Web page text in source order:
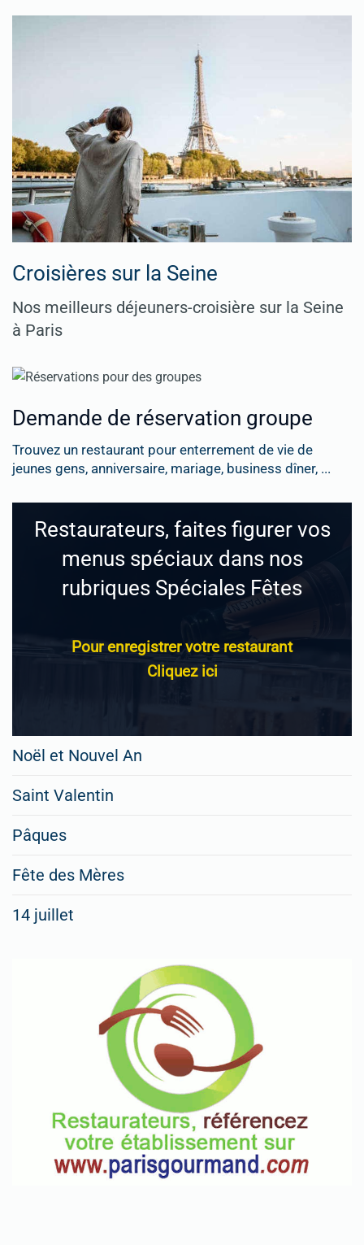
Croisières sur la Seine
Nos meilleurs déjeuners-croisière sur la Seine
à Paris
Demande de réservation groupe
Trouvez un restaurant pour enterrement de vie de
jeunes gens, anniversaire, mariage, business dîner, ...
Restaurateurs, faites figurer vos
menus spéciaux dans nos
rubriques Spéciales Fêtes
Pour enregistrer votre restaurant
Cliquez ici
Noël et Nouvel An
Saint Valentin
Pâques
Fête des Mères
14 juillet